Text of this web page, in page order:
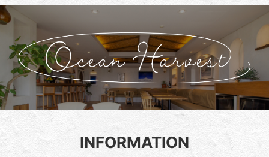
INFORMATION